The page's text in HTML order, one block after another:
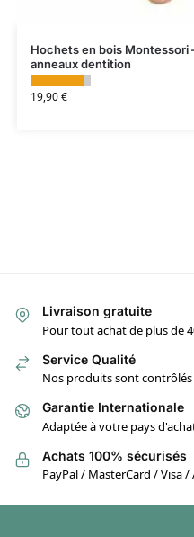
Hochets en bois Montessori
anneaux dentition
19,90€
Livraison gratuite
Pour tout achat de plus de
Service Qualité
Nos produits sont contrôlés
Garantie Internationale
Adaptée à votre pays
Achats 100% sécurisés
PayPal / MasterCard / Visa /